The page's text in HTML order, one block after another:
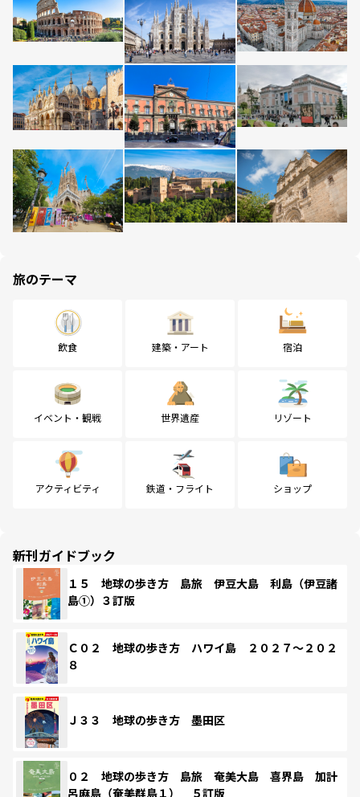
旅のテーマ
飲食 建築・アート 宿泊
イベント・観戦 世界遺産 リゾート
アクティビティ 鉄道・フライト ショップ
新刊ガイドブック
１５ 地球の歩き方 島旅 伊豆大島 利島（伊豆諸
島①）３訂版
Ｃ０２ 地球の歩き方 ハワイ島 ２０２７～２０２
８
Ｊ３３ 地球の歩き方 墨田区
０２ 地球の歩き方 島旅 奄美大島 喜界島 加計
呂麻島（奄美群島１） ５訂版